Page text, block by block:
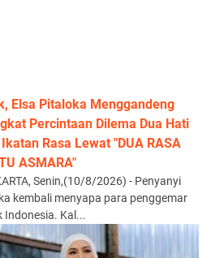
Elsa Pitaloka Menggandeng
Percintaan Dilema Dua Hati
Rasa Lewat "DUA RASA
ASMARA"
Senin,(10/8/2026) - Penyanyi
kembali menyapa para penggemar
Indonesia. Kal...